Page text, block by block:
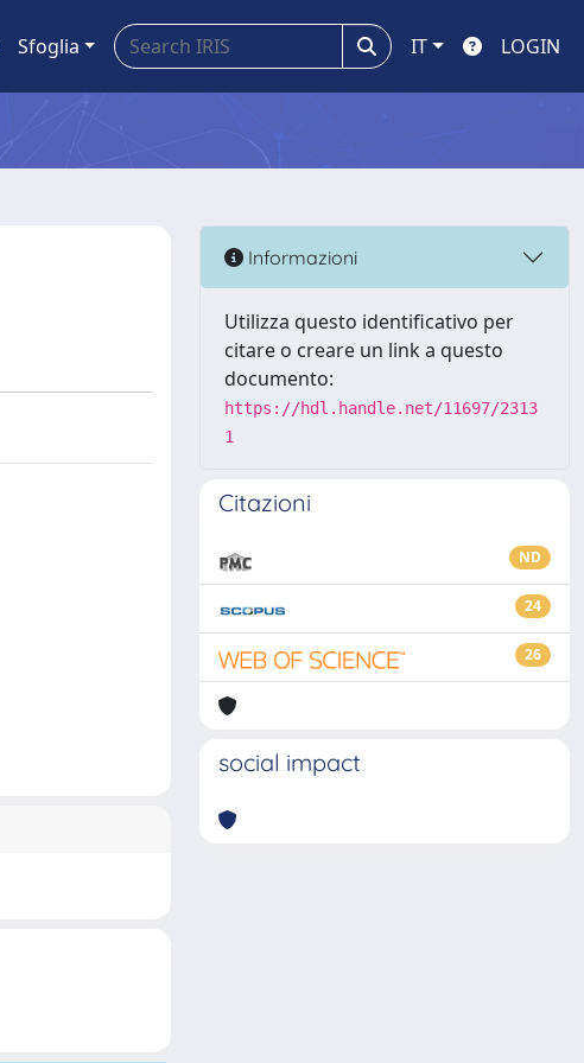
Sfoglia IT LOGIN
Informazioni
Utilizza questo identificativo per
citare o creare un link a questo
documento:
https://hdl.handle.net/11697/2313
1
Citazioni
ND
24
26
social impact